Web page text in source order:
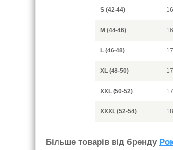
S (42-44)
M (44-46)
L (46-48)
XL (48-50)
XXL (50-52)
XXXL (52-54)
Бiльше товарiв вiд бренду